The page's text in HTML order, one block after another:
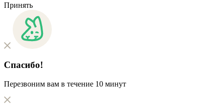
Принять
Спасибо!
Перезвоним вам в течение 10 минут